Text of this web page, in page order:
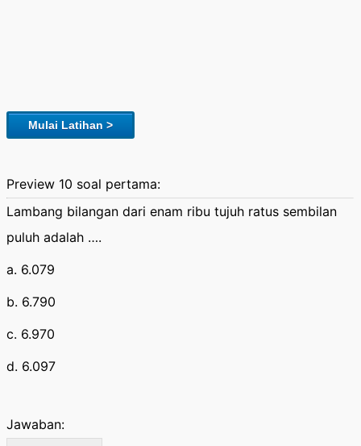
Mulai Latihan >
Preview 10 soal pertama:
Lambang bilangan dari enam ribu tujuh ratus sembilan
puluh adalah ….
a. 6.079
b. 6.790
c. 6.970
d. 6.097
Jawaban: